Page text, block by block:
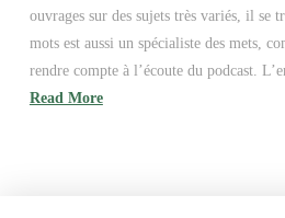
ouvrages sur des sujets très variés, il se
mots est aussi un spécialiste des mets,
rendre compte à l’écoute du podcast.
Read More